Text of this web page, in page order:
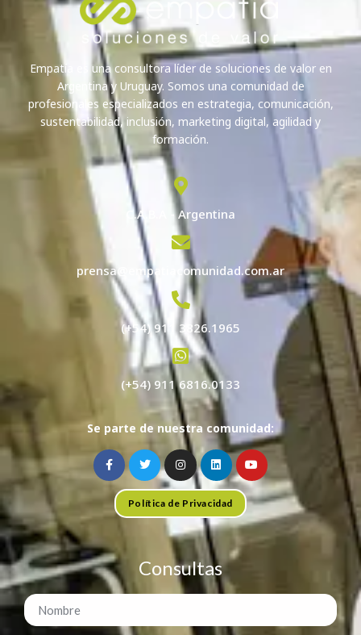
Empatía es una consultora líder de soluciones de valor en
Argentina y Uruguay. Somos una comunidad de
profesionales especializados en estrategia, comunicación,
sustentabilidad, inclusión, marketing digital, agilidad y
formación.
C.A.B.A - Argentina
prensa@empatiacomunidad.com.ar
(+54) 911 3826.1965
(+54) 911 6816.0133
Se parte de nuestra comunidad:
Política de Privacidad
Consultas